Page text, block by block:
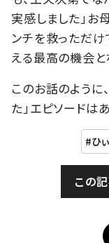
実感しました」お
ンチを救っただけ
える最高の機会と
このお話のように
た」エピソードは
ひ
この